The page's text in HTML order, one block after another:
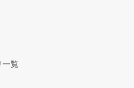
一覧